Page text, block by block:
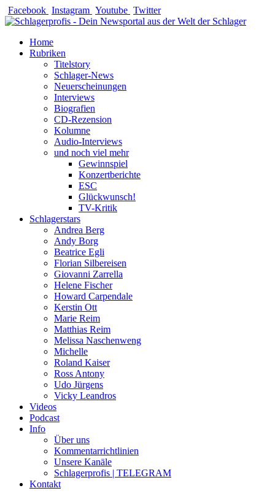
Zum
Inhalt
Facebook Instagram Youtube Twitter
Home
Rubriken
Titelstory
Schlager-News
Neuerscheinungen
Interviews
Biografien
CD-Rezension
Kolumne
Audio-Interviews
und noch viel mehr
Gewinnspiel
Konzertberichte
ESC
Glückwunsch!
TV-Kritik
Schlagerstars
Andrea Berg
Andy Borg
Beatrice Egli
Florian Silbereisen
Giovanni Zarrella
Helene Fischer
Howard Carpendale
Kerstin Ott
Marie Reim
Matthias Reim
Melissa Naschenweng
Michelle
Roland Kaiser
Ross Antony
Udo Jürgens
Vicky Leandros
Videos
Podcast
Info
Über uns
Kommentarrichtlinien
Unsere Kanäle
Schlagerprofis | TELEGRAM
Kontakt